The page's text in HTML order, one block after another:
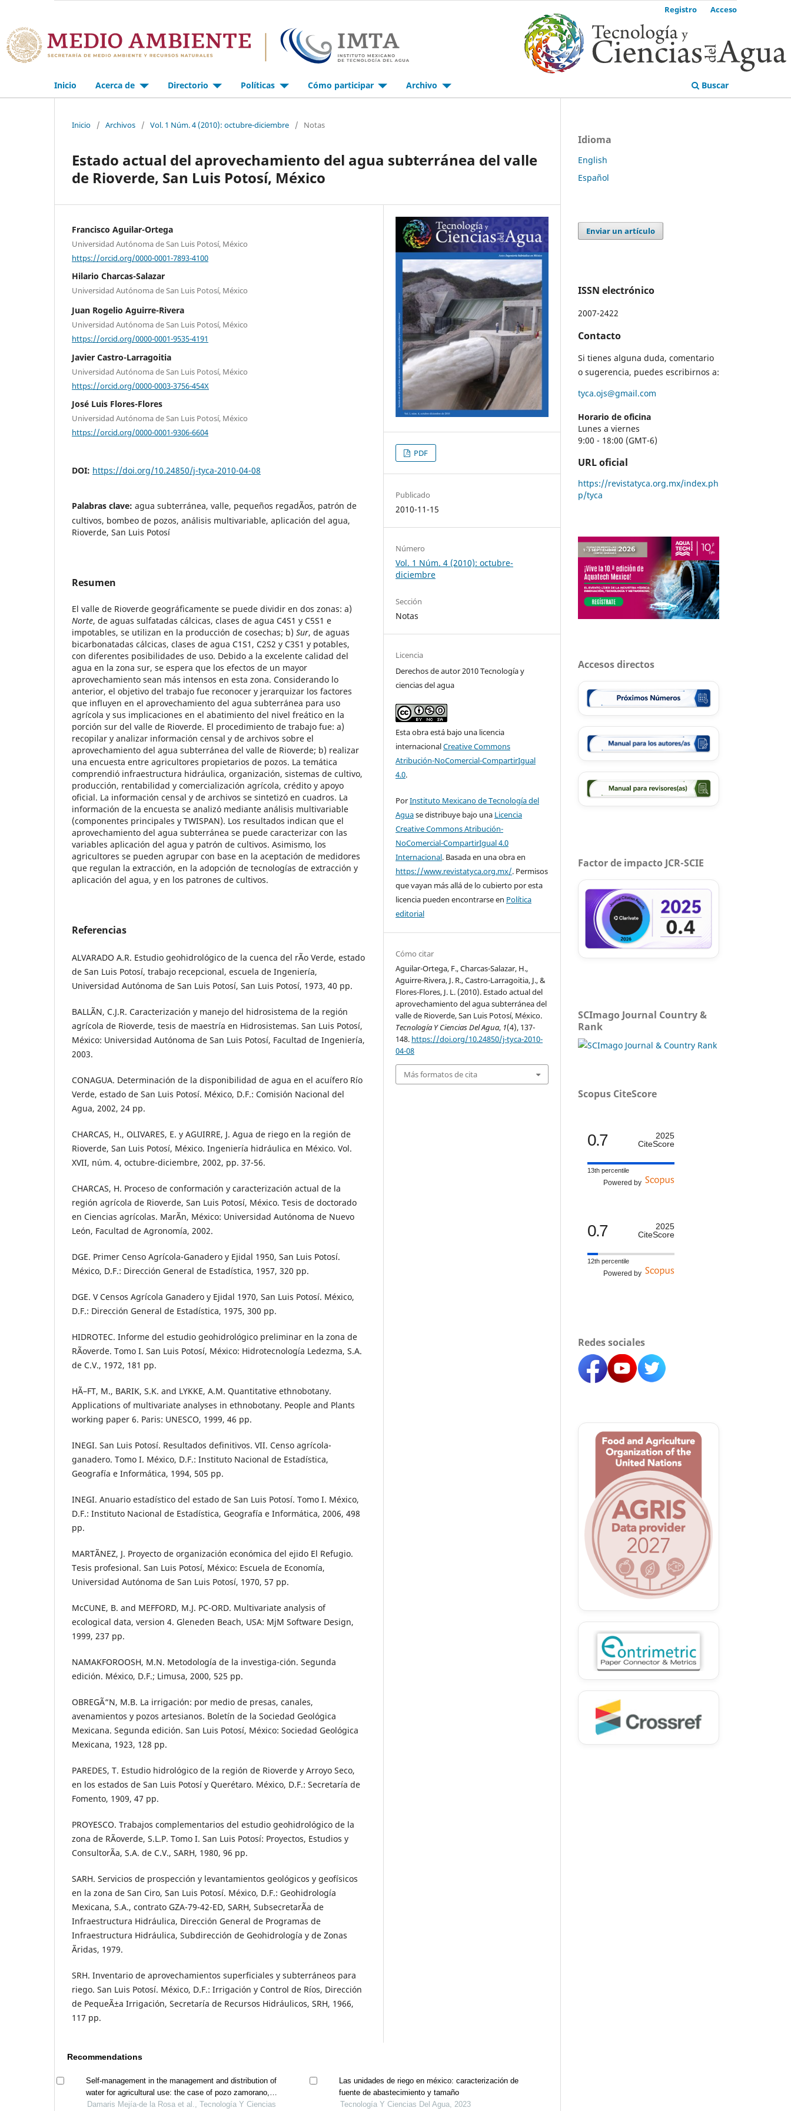
Inicio Acerca de Directorio Políticas Cómo participar Archivo Buscar
Registro Acceso
Inicio / Archivos / Vol. 1 Núm. 4 (2010): octubre-diciembre / Notas
Estado actual del aprovechamiento del agua subterránea del valle
de Rioverde, San Luis Potosí, México
Francisco Aguilar-Ortega
Universidad Autónoma de San Luis Potosí, México
https://orcid.org/0000-0001-7893-4100
Hilario Charcas-Salazar
Universidad Autónoma de San Luis Potosí, México
Juan Rogelio Aguirre-Rivera
Universidad Autónoma de San Luis Potosí, México
https://orcid.org/0000-0001-9535-4191
Javier Castro-Larragoitia
Universidad Autónoma de San Luis Potosí, México
https://orcid.org/0000-0003-3756-454X
José Luis Flores-Flores
Universidad Autónoma de San Luis Potosí, México
https://orcid.org/0000-0001-9306-6604
DOI: https://doi.org/10.24850/j-tyca-2010-04-08
Palabras clave: agua subterránea, valle, pequeños regadÃ­os, patrón de
cultivos, bombeo de pozos, análisis multivariable, aplicación del agua,
Rioverde, San Luis Potosí
Resumen
El valle de Rioverde geográficamente se puede dividir en dos zonas: a)
Norte, de aguas sulfatadas cálcicas, clases de agua C4S1 y C5S1 e
impotables, se utilizan en la producción de cosechas; b) Sur, de aguas
bicarbonatadas cálcicas, clases de agua C1S1, C2S2 y C3S1 y potables,
con diferentes posibilidades de uso. Debido a la excelente calidad del
agua en la zona sur, se espera que los efectos de un mayor
aprovechamiento sean más intensos en esta zona. Considerando lo
anterior, el objetivo del trabajo fue reconocer y jerarquizar los factores
que influyen en el aprovechamiento del agua subterránea para uso
agrícola y sus implicaciones en el abatimiento del nivel freático en la
porción sur del valle de Rioverde. El procedimiento de trabajo fue: a)
recopilar y analizar información censal y de archivos sobre el
aprovechamiento del agua subterránea del valle de Rioverde; b) realizar
una encuesta entre agricultores propietarios de pozos. La temática
comprendió infraestructura hidráulica, organización, sistemas de cultivo,
producción, rentabilidad y comercialización agrícola, crédito y apoyo
oficial. La información censal y de archivos se sintetizó en cuadros. La
información de la encuesta se analizó mediante análisis multivariable
(componentes principales y TWISPAN). Los resultados indican que el
aprovechamiento del agua subterránea se puede caracterizar con las
variables aplicación del agua y patrón de cultivos. Asimismo, los
agricultores se pueden agrupar con base en la aceptación de medidores
que regulan la extracción, en la adopción de tecnologías de extracción y
aplicación del agua, y en los patrones de cultivos.
Referencias
ALVARADO A.R. Estudio geohidrológico de la cuenca del rÃ­o Verde, estado
de San Luis Potosí, trabajo recepcional, escuela de Ingeniería,
Universidad Autónoma de San Luis Potosí, San Luis Potosí, 1973, 40 pp.
BALLÃN, C.J.R. Caracterización y manejo del hidrosistema de la región
agrícola de Rioverde, tesis de maestría en Hidrosistemas. San Luis Potosí,
México: Universidad Autónoma de San Luis Potosí, Facultad de Ingeniería,
2003.
CONAGUA. Determinación de la disponibilidad de agua en el acuífero Río
Verde, estado de San Luis Potosí. México, D.F.: Comisión Nacional del
Agua, 2002, 24 pp.
CHARCAS, H., OLIVARES, E. y AGUIRRE, J. Agua de riego en la región de
Rioverde, San Luis Potosí, México. Ingeniería hidráulica en México. Vol.
XVII, núm. 4, octubre-diciembre, 2002, pp. 37-56.
CHARCAS, H. Proceso de conformación y caracterización actual de la
región agrícola de Rioverde, San Luis Potosí, México. Tesis de doctorado
en Ciencias agrícolas. MarÃ­n, México: Universidad Autónoma de Nuevo
León, Facultad de Agronomía, 2002.
DGE. Primer Censo Agrícola-Ganadero y Ejidal 1950, San Luis Potosí.
México, D.F.: Dirección General de Estadística, 1957, 320 pp.
DGE. V Censos Agrícola Ganadero y Ejidal 1970, San Luis Potosí. México,
D.F.: Dirección General de Estadística, 1975, 300 pp.
HIDROTEC. Informe del estudio geohidrológico preliminar en la zona de
RÃ­overde. Tomo I. San Luis Potosí, México: Hidrotecnología Ledezma, S.A.
de C.V., 1972, 181 pp.
HÃ–FT, M., BARIK, S.K. and LYKKE, A.M. Quantitative ethnobotany.
Applications of multivariate analyses in ethnobotany. People and Plants
working paper 6. Paris: UNESCO, 1999, 46 pp.
INEGI. San Luis Potosí. Resultados definitivos. VII. Censo agrícola-
ganadero. Tomo I. México, D.F.: Instituto Nacional de Estadística,
Geografía e Informática, 1994, 505 pp.
INEGI. Anuario estadístico del estado de San Luis Potosí. Tomo I. México,
D.F.: Instituto Nacional de Estadística, Geografía e Informática, 2006, 498
pp.
MARTÃNEZ, J. Proyecto de organización económica del ejido El Refugio.
Tesis profesional. San Luis Potosí, México: Escuela de Economía,
Universidad Autónoma de San Luis Potosí, 1970, 57 pp.
McCUNE, B. and MEFFORD, M.J. PC-ORD. Multivariate analysis of
ecological data, version 4. Gleneden Beach, USA: MjM Software Design,
1999, 237 pp.
NAMAKFOROOSH, M.N. Metodología de la investiga-ción. Segunda
edición. México, D.F.; Limusa, 2000, 525 pp.
OBREGÃ“N, M.B. La irrigación: por medio de presas, canales,
avenamientos y pozos artesianos. Boletín de la Sociedad Geológica
Mexicana. Segunda edición. San Luis Potosí, México: Sociedad Geológica
Mexicana, 1923, 128 pp.
PAREDES, T. Estudio hidrológico de la región de Rioverde y Arroyo Seco,
en los estados de San Luis Potosí y Querétaro. México, D.F.: Secretaría de
Fomento, 1909, 47 pp.
PROYESCO. Trabajos complementarios del estudio geohidrológico de la
zona de RÃ­overde, S.L.P. Tomo I. San Luis Potosí: Proyectos, Estudios y
ConsultorÃ­a, S.A. de C.V., SARH, 1980, 96 pp.
SARH. Servicios de prospección y levantamientos geológicos y geofísicos
en la zona de San Ciro, San Luis Potosí. México, D.F.: Geohidrología
Mexicana, S.A., contrato GZA-79-42-ED, SARH, SubsecretarÃ­a de
Infraestructura Hidráulica, Dirección General de Programas de
Infraestructura Hidráulica, Subdirección de Geohidrología y de Zonas
Ãridas, 1979.
SRH. Inventario de aprovechamientos superficiales y subterráneos para
riego. San Luis Potosí. México, D.F.: Irrigación y Control de Ríos, Dirección
de PequeÃ±a Irrigación, Secretaría de Recursos Hidráulicos, SRH, 1966,
117 pp.
PDF
Publicado
2010-11-15
Número
Vol. 1 Núm. 4 (2010): octubre-
diciembre
Sección
Notas
Licencia
Derechos de autor 2010 Tecnología y
ciencias del agua
Esta obra está bajo una licencia
internacionalCreative Commons
Atribución-NoComercial-CompartirIgual
4.0.
PorInstituto Mexicano de Tecnología del
Aguase distribuye bajo una Licencia
Creative Commons Atribución-
NoComercial-CompartirIgual 4.0
Internacional. Basada en una obra en
https://www.revistatyca.org.mx/. Permisos
que vayan más allá de lo cubierto por esta
licencia pueden encontrarse en Política
editorial
Cómo citar
Aguilar-Ortega, F., Charcas-Salazar, H.,
Aguirre-Rivera, J. R., Castro-Larragoitia, J., &
Flores-Flores, J. L. (2010). Estado actual del
aprovechamiento del agua subterránea del
valle de Rioverde, San Luis Potosí, México.
Tecnología Y Ciencias Del Agua, 1(4), 137-
148. https://doi.org/10.24850/j-tyca-2010-
04-08
Más formatos de cita
Recommendations
Self-management in the management and distribution of
water for agricultural use: the case of pozo zamorano,
hidalgo, mexico
Damaris Mejía-de la Rosa et al., Tecnología Y Ciencias
Las unidades de riego en méxico: caracterización de
fuente de abastecimiento y tamaño
Tecnología Y Ciencias Del Agua, 2023
Idioma
English
Español
Enviar un artículo
ISSN electrónico
2007-2422
Contacto
Si tienes alguna duda, comentario
o sugerencia, puedes escribirnos a:
tyca.ojs@gmail.com
Horario de oficina
Lunes a viernes
9:00 - 18:00 (GMT-6)
URL oficial
https://revistatyca.org.mx/index.ph
p/tyca
Accesos directos
Factor de impacto JCR-SCIE
SCImago Journal Country &
Rank
Scopus CiteScore
0.7
2025
CiteScore
13th percentile
Powered by
0.7
2025
CiteScore
12th percentile
Powered by
Redes sociales